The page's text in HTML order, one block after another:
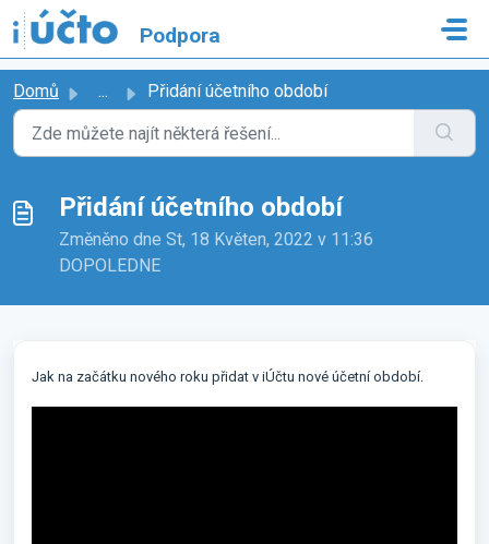
Přeskočit na hlavní obsah
Podpora
Domů ... Přidání účetního období
Přidání účetního období
Změněno dne St, 18 Květen, 2022 v 11:36
DOPOLEDNE
Jak na začátku nového roku přidat v iÚčtu nové účetní období.